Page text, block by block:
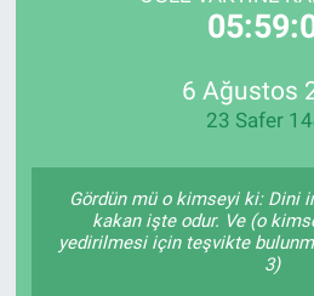
6 Ağustos
23 Safer
Gördün mü o kimseyi ki: Dini
kakan işte odur. Ve (o
yedirilmesi için teşvikte
3)
Resmi İlan
Süper Lig Puan Durumu ve
Tüm Manşetler
Haber Arşivi